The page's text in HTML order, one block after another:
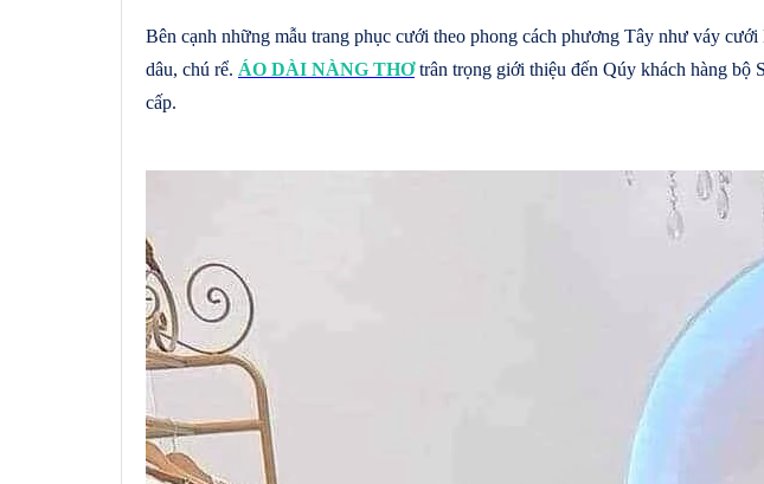
Bên cạnh những mẫu trang phục cưới theo phong cách phương Tây như váy
dâu, chú rể. ÁO DÀI NÀNG THƠtrân trọng giới thiệu đến Qúy khách hàng bộ
cấp.